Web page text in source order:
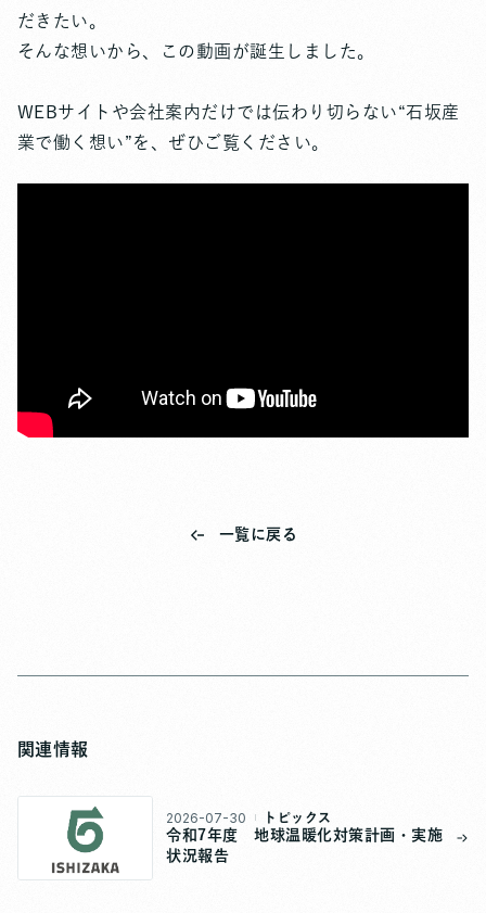
だきたい。
そんな想いから、この動画が誕生しました。
WEBサイトや会社案内だけでは伝わり切らない“石坂産
業で働く想い”を、ぜひご覧ください。
一覧に戻る
関連情報
2026-07-30 トピックス
令和7年度 地球温暖化対策計画・実施
状況報告